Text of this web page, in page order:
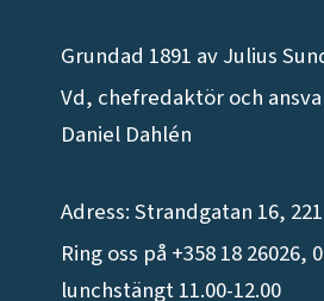
Grundad 1891 av Julius
Vd, chefredaktör och
Daniel Dahlén
Adress: Strandgatan 16,
Ring oss på +358 18 26026,
lunchstängt 11.00-12.00